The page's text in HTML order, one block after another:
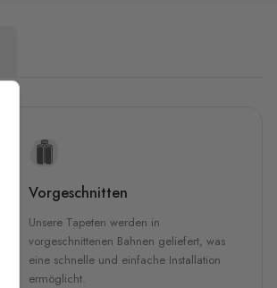
Vorgeschnitten
Unsere Tapeten werden in
vorgeschnittenen Bahnen geliefert, was
eine schnelle und einfache Installation
ermöglicht.